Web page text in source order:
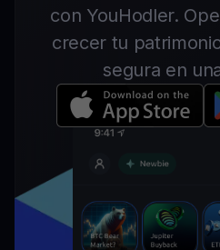
con YouHodler.
crecer tu
segura en